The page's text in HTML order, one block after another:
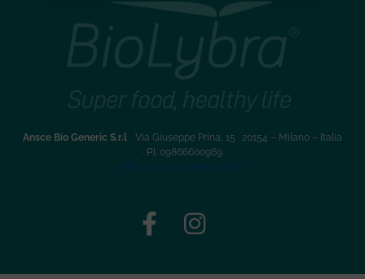
Ansce Bio Generic S.r.l . · Via Giuseppe Prina, 15 · 20154 – Milano – Italia
· P.I. 09866600969
info@anscebiogeneric.com